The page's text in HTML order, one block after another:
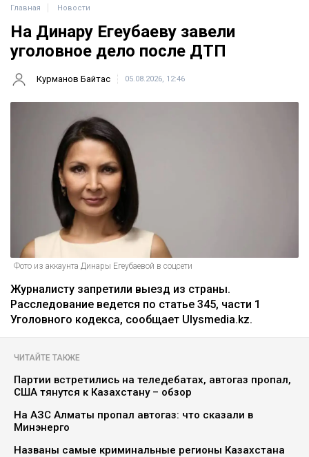
Главная Новости
На Динару Егеубаеву завели
уголовное дело после ДТП
Курманов Байтас 05.08.2026, 12:46
Фото из аккаунта Динары Егеубаевой в соцсети
Журналисту запретили выезд из страны.
Расследование ведется по статье 345, части 1
Уголовного кодекса, сообщает Ulysmedia.kz.
ЧИТАЙТЕ ТАКЖЕ
Партии встретились на теледебатах, автогаз пропал,
США тянутся к Казахстану – обзор
На АЗС Алматы пропал автогаз: что сказали в
Минэнерго
Названы самые криминальные регионы Казахстана